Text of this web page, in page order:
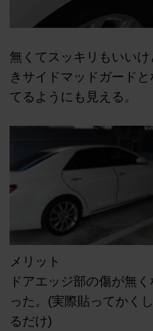
無くてスッキリもいい
きサイドマッドガード
てるようにも見える。
メリット
ドアエッジ部の傷が無く
った。(実際貼ってかく
るだけ)